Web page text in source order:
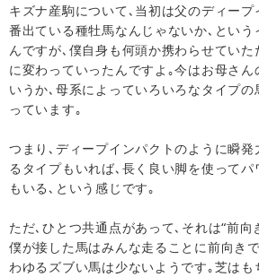
キズナ産駒について､当初は父のディー
番出ている種牡馬なんじゃないか､という
んですが､僕自身も何頭か携わらせていた
に変わっていったんですよ｡今はお母さん
いうか､母系によっていろいろなタイプ
っています｡
つまり､ディープインパクトのように瞬
るタイプもいれば､長く良い脚を使って
もいる､という感じです｡
ただ､ひとつ共通点があって､それは“前
僕が接した馬はみんな走ることに前向き
わゆるズブい馬は少ないようです｡芝は